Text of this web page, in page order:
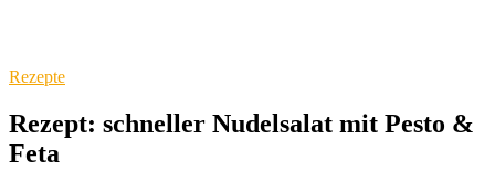
Rezepte
Rezept: schneller Nudelsalat mit Pesto &
Feta